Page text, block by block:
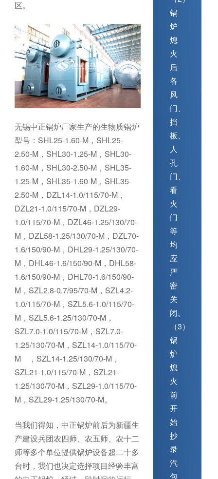
区。
无锡中正锅炉厂家生产的生物质锅炉
型号：SHL25-1.60-M，SHL25-
2.50-M，SHL30-1.25-M，SHL30-
1.60-M，SHL30-2.50-M，SHL35-
1.25-M，SHL35-1.60-M，SHL35-
2.50-M，DZL14-1.0/115/70-M，
DZL21-1.0/115/70-M，DZL29-
1.0/115/70-M，DZL46-1.25/130/70-
M，DZL58-1.25/130/70-M，DZL70-
1.6/150/90-M，DHL29-1.25/130/70-
M，DHL46-1.6/150/90-M，DHL58-
1.6/150/90-M，DHL70-1.6/150/90-
M，SZL2.8-0.7/95/70-M，SZL4.2-
1.0/115/70-M，SZL5.6-1.0/115/70-
M，SZL5.6-1.25/130/70-M，
SZL7.0-1.0/115/70-M，SZL7.0-
1.25/130/70-M，SZL14-1.0/115/70-
M ，SZL14-1.25/130/70-M，
SZL21-1.0/115/70-M，SZL21-
1.25/130/70-M，SZL29-1.0/115/70-
M，SZL29-1.25/130/70-M。
当我们得知，中正锅炉前后为新疆生
产建设兵团农四师、农五师、农十二
师等多个单位提供锅炉设备超二十多
台时，我们也决定选择项目经验丰富
锅
炉
熄
火
后
各
风
门、
挡
板、
人
孔
门、
看
火
门
等
均
应
严
密
关
闭。
（3）
锅
炉
熄
火
前
开
始
抄
录
汽
包